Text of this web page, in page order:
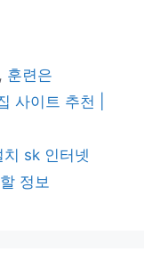
, 훈련은
사이트 추천 |
sk 인터넷
정보